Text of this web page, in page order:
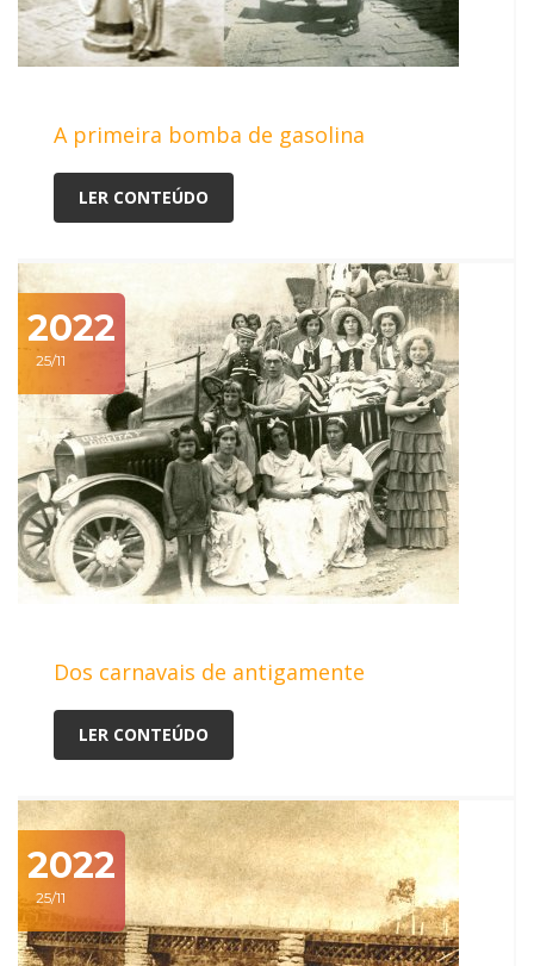
A primeira bomba de gasolina
LER CONTEÚDO
2022
25/11
Dos carnavais de antigamente
LER CONTEÚDO
2022
25/11